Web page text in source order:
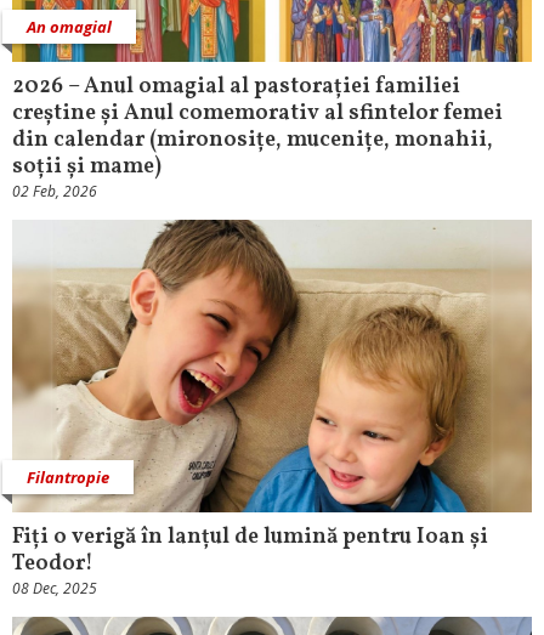
An omagial
2026 – Anul omagial al pastorației familiei
creștine și Anul comemorativ al sfintelor femei
din calendar (mironosițe, mucenițe, monahii,
soții și mame)
02 Feb, 2026
Filantropie
Fiți o verigă în lanțul de lumină pentru Ioan și
Teodor!
08 Dec, 2025